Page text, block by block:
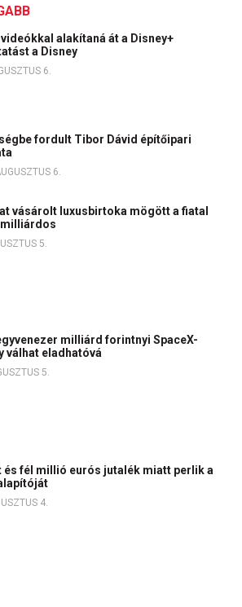
alakítaná át a Disney+
a Disney
6.
fordult Tibor Dávid építőipari
6.
vásárolt luxusbirtoka mögött a fiatal
5.
milliárd forintnyi SpaceX-
válhat eladhatóvá
5.
és fél millió eurós jutalék miatt perlik a
4.